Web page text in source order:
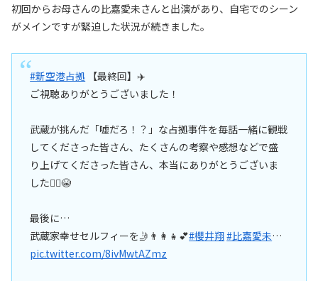
初回からお母さんの比嘉愛未さんと出演があり、自宅でのシーン
がメインですが緊迫した状況が続きました。
#新空港占拠 【最終回】✈️
ご視聴ありがとうございました！
武蔵が挑んだ「嘘だろ！？」な占拠事件を毎話一緒に観戦
してくださった皆さん、たくさんの考察や感想などで盛
り上げてくださった皆さん、本当にありがとうございま
した🙇‍♀️😭
最後に…
武蔵家幸せセルフィーを🤳👨‍👩‍👧💕#櫻井翔#比嘉愛未…
pic.twitter.com/8ivMwtAZmz